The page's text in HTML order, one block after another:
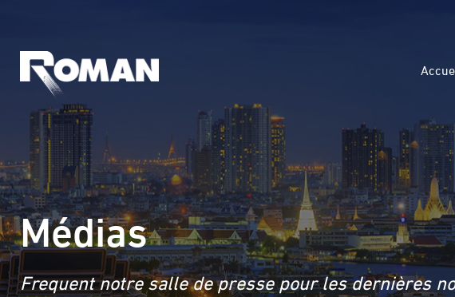
Médias
Frequent notre salle de presse pour les dernières